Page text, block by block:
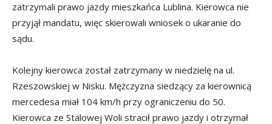
zatrzymali prawo jazdy mieszkańca Lublina. Kierowca nie
przyjął mandatu, więc skierowali wniosek o ukaranie do
sądu.
Kolejny kierowca został zatrzymany w niedzielę na ul.
Rzeszowskiej w Nisku. Mężczyzna siedzący za kierownicą
mercedesa miał 104 km/h przy ograniczeniu do 50.
Kierowca ze Stalowej Woli stracił prawo jazdy i otrzymał